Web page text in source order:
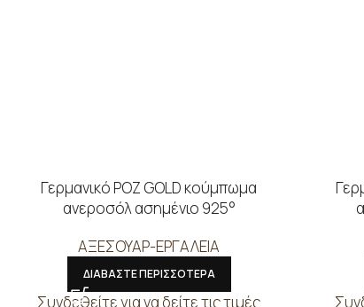
Γερμανικό ΡΟΖ GOLD κούμπωμα
ανεροσόλ ασημένιο 925°
ΑΞΕΣΟΥΑΡ-ΕΡΓΑΛΕΙΑ
ΔΙΑΒΑΣΤΕ ΠΕΡΙΣΣΟΤΕΡΑ
Συνδεθείτε για να δείτε τις τιμές